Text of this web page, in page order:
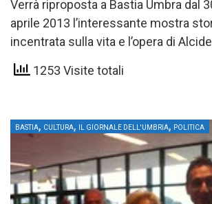
Verrà riproposta a Bastia Umbra dal
aprile 2013 l’interessante mostra
incentrata sulla vita e l’opera di
intitolata…
1253 Visite totali
BASTIA, CULTURA, IL GIORNALE DELL'UMBRIA, POLITICA